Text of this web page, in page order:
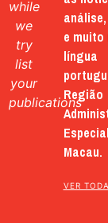
while
we
try
list
your
publications
e muito
língua
Região
Macau.
VER